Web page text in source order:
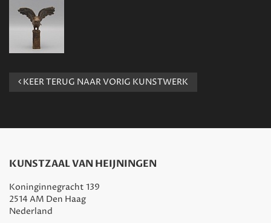
KEER TERUG NAAR VORIG KUNSTWERK
KUNSTZAAL VAN HEIJNINGEN
Koninginnegracht 139
2514 AM Den Haag
Nederland